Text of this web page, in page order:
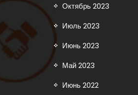
Октябрь 2023
Июль 2023
Июнь 2023
Май 2023
Июнь 2022